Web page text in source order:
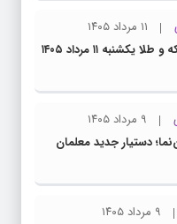
۱۱ مرداد ۱۴۰۵
۱۱ مرداد ۱۴۰۵
۹ مرداد ۱۴۰۵
دستیار جدید معلمان
۹ مرداد ۱۴۰۵